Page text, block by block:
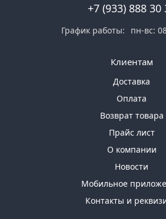
+7 (933) 888 30
График работы: пн-вс:
Клиентам
Доставка
Оплата
Возврат товара
Прайс лист
О компании
Новости
Мобильное
Контакты и